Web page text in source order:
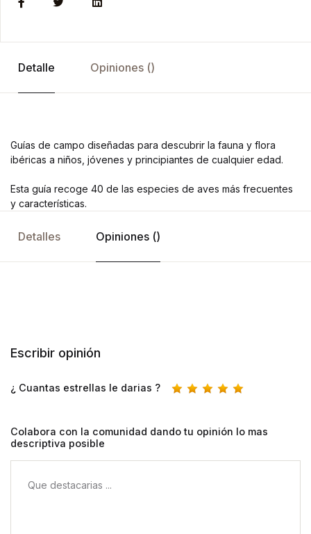
Detalle Opiniones ()
Guías de campo diseñadas para descubrir la fauna y flora
ibéricas a niños, jóvenes y principiantes de cualquier edad.
Esta guía recoge 40 de las especies de aves más frecuentes
y características.
Detalles Opiniones ()
Escribir opinión
¿ Cuantas estrellas le darias ?
Colabora con la comunidad dando tu opinión lo mas
descriptiva posible